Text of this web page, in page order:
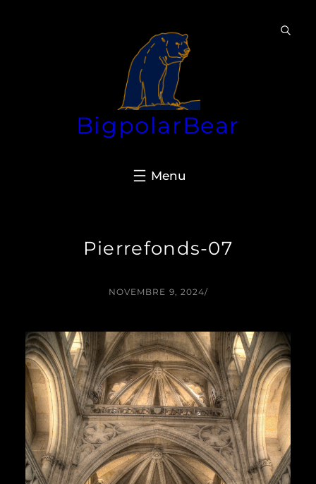
BigpolarBear
Pierrefonds-07
NOVEMBRE 9, 2024/